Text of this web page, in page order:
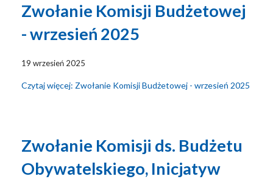
Zwołanie Komisji Budżetowej
- wrzesień 2025
19 wrzesień 2025
Czytaj więcej: Zwołanie Komisji Budżetowej - wrzesień 2025
Zwołanie Komisji ds. Budżetu
Obywatelskiego, Inicjatyw